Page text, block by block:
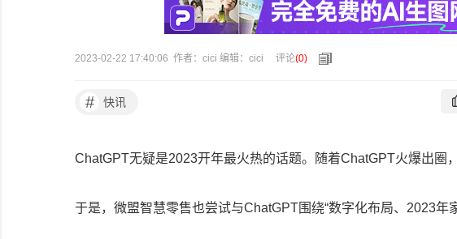
2023-02-22 17:40:06 作者：cici 编辑：cici 评论(0)
# 快讯
ChatGPT无疑是2023开年最火热的话题。随着ChatGPT火爆出圈
于是，微盟智慧零售也尝试与ChatGPT围绕“数字化布局、2023年